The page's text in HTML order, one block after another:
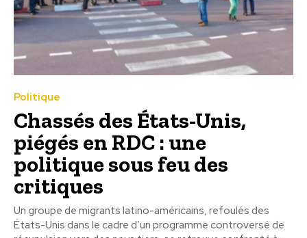
Politique
Chassés des États-Unis,
piégés en RDC : une
politique sous feu des
critiques
Un groupe de migrants latino-américains, refoulés des
États-Unis dans le cadre d’un programme controversé de